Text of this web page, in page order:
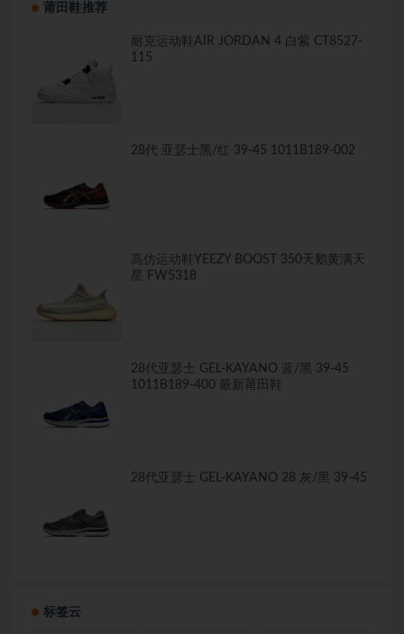
莆田鞋推荐
耐克运动鞋AIR JORDAN 4 白紫 CT8527-
115
28代 亚瑟士黑/红 39-45 1011B189-002
高仿运动鞋YEEZY BOOST 350天鹅黄满天
星 FW5318
28代亚瑟士 GEL-KAYANO 蓝/黑 39-45
1011B189-400 最新莆田鞋
28代亚瑟士 GEL-KAYANO 28 灰/黑 39-45
标签云